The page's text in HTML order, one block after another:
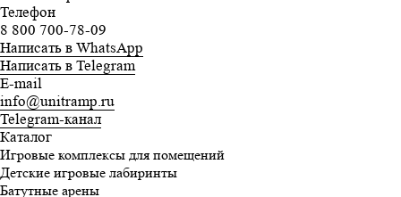
Телефон
8 800 700-78-09
Написать в WhatsApp
Написать в Telegram
E-mail
info@unitramp.ru
Telegram-канал
Каталог
Игровые комплексы для помещений
Детские игровые лабиринты
Батутные арены